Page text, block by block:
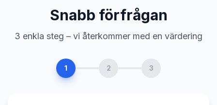
Snabb förfrågan
3 enkla steg – vi återkommer med en värdering
1 2 3